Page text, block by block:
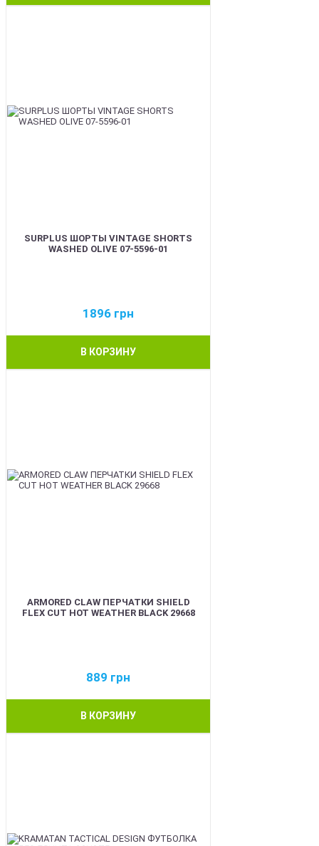
SURPLUS ШОРТЫ VINTAGE SHORTS
WASHED OLIVE 07-5596-01
1896 грн
В КОРЗИНУ
ARMORED CLAW ПЕРЧАТКИ SHIELD
FLEX CUT HOT WEATHER BLACK 29668
889 грн
В КОРЗИНУ